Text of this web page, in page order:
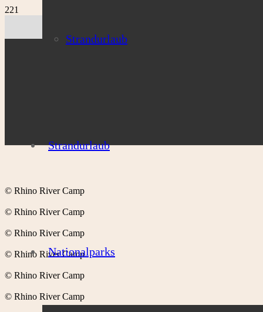
Strandurlaub
Strandurlaub
Nationalparks
© Rhino River Camp
© Rhino River Camp
© Rhino River Camp
© Rhino River Camp
© Rhino River Camp
© Rhino River Camp